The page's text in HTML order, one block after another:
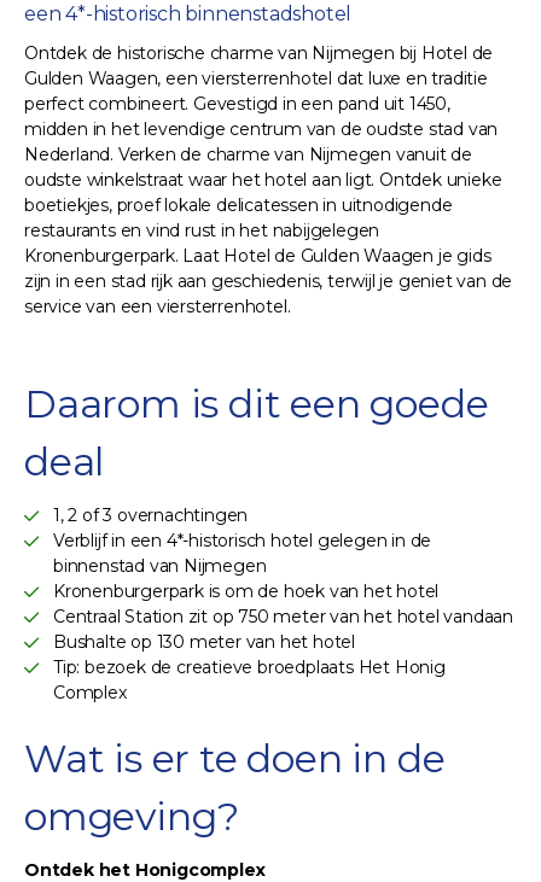
een 4*-historisch binnenstadshotel
Ontdek de historische charme van Nijmegen bij Hotel de
Gulden Waagen, een viersterrenhotel dat luxe en traditie
perfect combineert. Gevestigd in een pand uit 1450,
midden in het levendige centrum van de oudste stad van
Nederland. Verken de charme van Nijmegen vanuit de
oudste winkelstraat waar het hotel aan ligt. Ontdek unieke
boetiekjes, proef lokale delicatessen in uitnodigende
restaurants en vind rust in het nabijgelegen
Kronenburgerpark. Laat Hotel de Gulden Waagen je gids
zijn in een stad rijk aan geschiedenis, terwijl je geniet van de
service van een viersterrenhotel.
Daarom is dit een goede
deal
1, 2 of 3 overnachtingen
Verblijf in een 4*-historisch hotel gelegen in de
binnenstad van Nijmegen
Kronenburgerpark is om de hoek van het hotel
Centraal Station zit op 750 meter van het hotel vandaan
Bushalte op 130 meter van het hotel
Tip: bezoek de creatieve broedplaats Het Honig
Complex
Wat is er te doen in de
omgeving?
Ontdek het Honigcomplex